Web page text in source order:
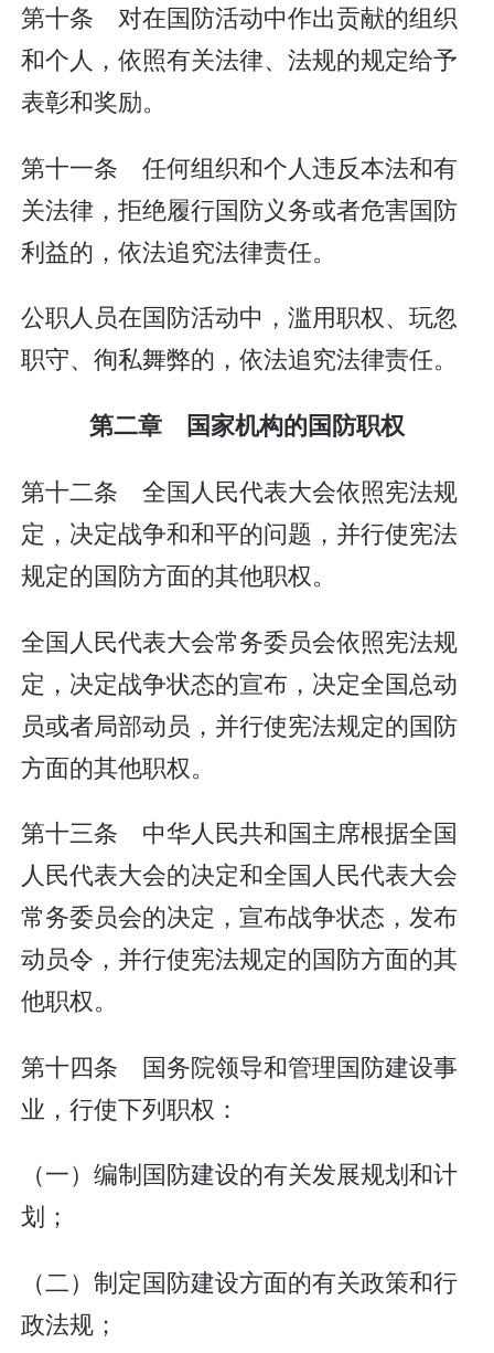
第十条 对在国防活动中作出贡献的组织
和个人，依照有关法律、法规的规定给予
表彰和奖励。
第十一条 任何组织和个人违反本法和有
关法律，拒绝履行国防义务或者危害国防
利益的，依法追究法律责任。
公职人员在国防活动中，滥用职权、玩忽
职守、徇私舞弊的，依法追究法律责任。
第二章 国家机构的国防职权
第十二条 全国人民代表大会依照宪法规
定，决定战争和和平的问题，并行使宪法
规定的国防方面的其他职权。
全国人民代表大会常务委员会依照宪法规
定，决定战争状态的宣布，决定全国总动
员或者局部动员，并行使宪法规定的国防
方面的其他职权。
第十三条 中华人民共和国主席根据全国
人民代表大会的决定和全国人民代表大会
常务委员会的决定，宣布战争状态，发布
动员令，并行使宪法规定的国防方面的其
他职权。
第十四条 国务院领导和管理国防建设事
业，行使下列职权：
（一）编制国防建设的有关发展规划和计
划；
（二）制定国防建设方面的有关政策和行
政法规；